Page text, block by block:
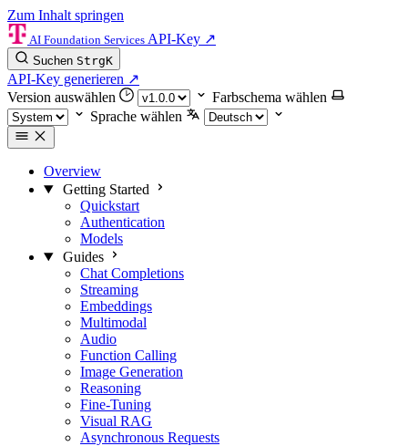
Zum Inhalt springen
AI Foundation Services API-Key ↗
Suchen StrgK
API-Key generieren ↗
Version auswählen
Farbschema wählen
Sprache wählen
Overview
Getting Started
Quickstart
Authentication
Models
Guides
Chat Completions
Streaming
Embeddings
Multimodal
Audio
Function Calling
Image Generation
Reasoning
Fine-Tuning
Visual RAG
Asynchronous Requests